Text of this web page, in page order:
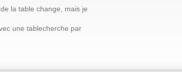
la table change, mais je
une tablecherche par